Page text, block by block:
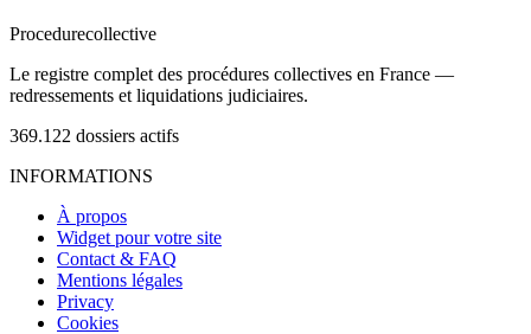
Procedurecollective
Le registre complet des procédures collectives en France —
redressements et liquidations judiciaires.
369.122 dossiers actifs
INFORMATIONS
À propos
Widget pour votre site
Contact & FAQ
Mentions légales
Privacy
Cookies